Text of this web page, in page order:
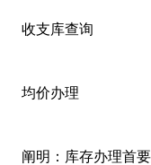
收支库查询
均价办理
阐明：库存办理首